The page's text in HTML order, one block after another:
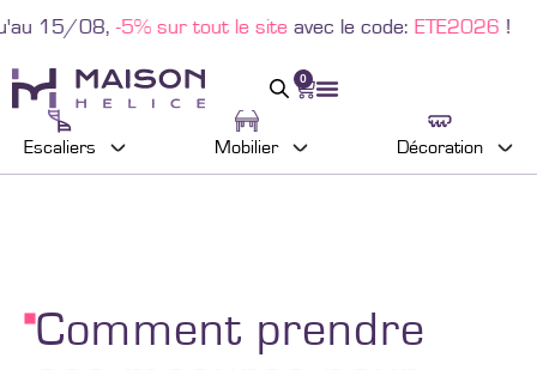
tout le siteavec le code:ETE2026!
0
Escaliers Mobilier Décoration
Comment prendre